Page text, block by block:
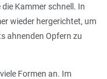
Kammer schnell. In
wieder hergerichtet, um
ahnenden Opfern zu
Formen an. Im